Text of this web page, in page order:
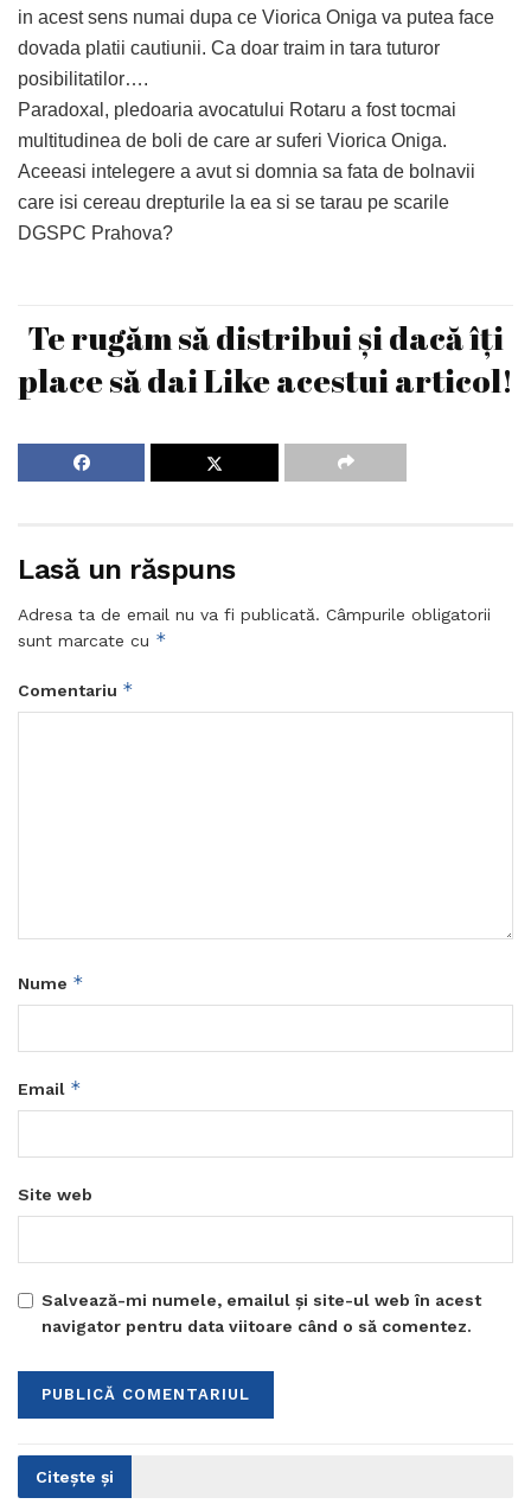
in acest sens numai dupa ce Viorica Oniga va putea face
dovada platii cautiunii. Ca doar traim in tara tuturor
posibilitatilor….
Paradoxal, pledoaria avocatului Rotaru a fost tocmai
multitudinea de boli de care ar suferi Viorica Oniga.
Aceeasi intelegere a avut si domnia sa fata de bolnavii
care isi cereau drepturile la ea si se tarau pe scarile
DGSPC Prahova?
Te rugăm să distribui și dacă îți
place să dai Like acestui articol!
Lasă un răspuns
Adresa ta de email nu va fi publicată. Câmpurile obligatorii
sunt marcate cu *
Comentariu *
Nume *
Email *
Site web
Salvează-mi numele, emailul și site-ul web în acest
navigator pentru data viitoare când o să comentez.
Citește și